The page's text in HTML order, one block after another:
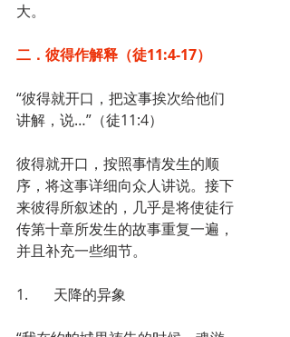
大。
二．彼得作解释（徒11:4-17）
“彼得就开口，把这事挨次给他们
讲解，说…”（徒11:4）
彼得就开口，按照事情发生的顺
序，将这事详细向众人讲说。接下
来彼得所叙述的，几乎是将使徒行
传第十章所发生的故事重复一遍，
并且补充一些细节。
1.       天降的异象